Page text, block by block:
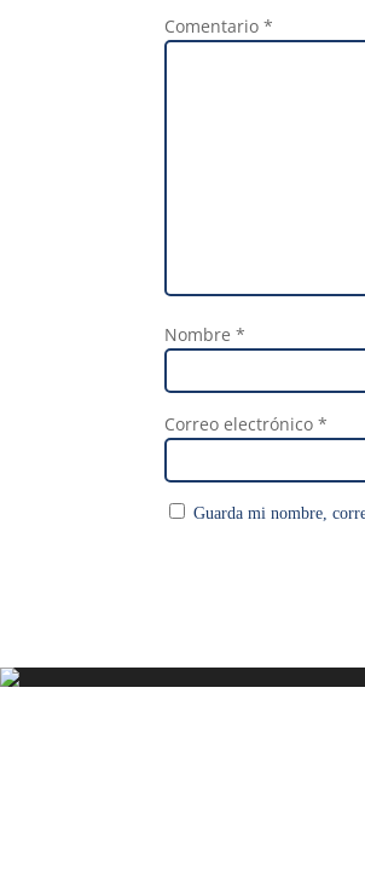
Comentario *
Nombre *
Correo electrónico *
Guarda mi nombre,